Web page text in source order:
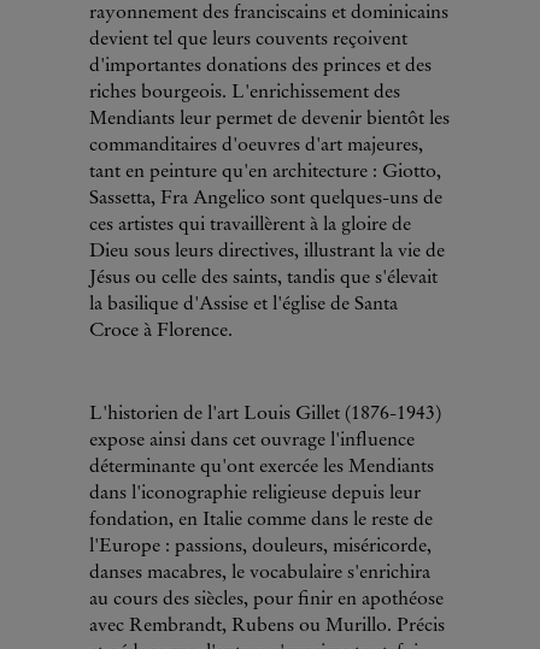
rayonnement des franciscains et dominicains
devient tel que leurs couvents reçoivent
d'importantes donations des princes et des
riches bourgeois. L'enrichissement des
Mendiants leur permet de devenir bientôt les
commanditaires d'oeuvres d'art majeures,
tant en peinture qu'en architecture : Giotto,
Sassetta, Fra Angelico sont quelques-uns de
ces artistes qui travaillèrent à la gloire de
Dieu sous leurs directives, illustrant la vie de
Jésus ou celle des saints, tandis que s'élevait
la basilique d'Assise et l'église de Santa
Croce à Florence.
L'historien de l'art Louis Gillet (1876-1943)
expose ainsi dans cet ouvrage l'influence
déterminante qu'ont exercée les Mendiants
dans l'iconographie religieuse depuis leur
fondation, en Italie comme dans le reste de
l'Europe : passions, douleurs, miséricorde,
danses macabres, le vocabulaire s'enrichira
au cours des siècles, pour finir en apothéose
avec Rembrandt, Rubens ou Murillo. Précis